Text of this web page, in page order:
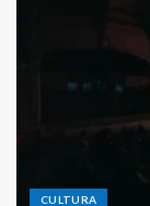
CULTURA